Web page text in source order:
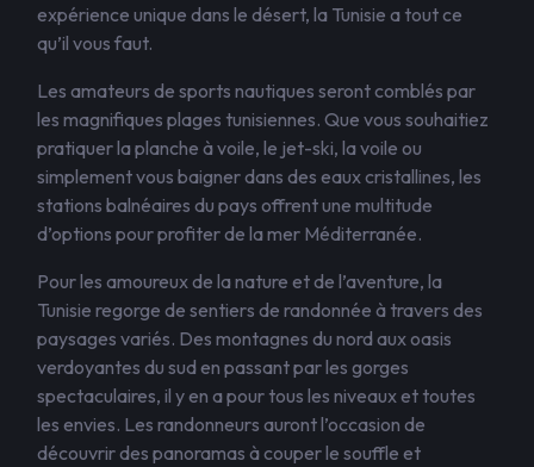
expérience unique dans le désert, la Tunisie a tout ce
qu’il vous faut.
Les amateurs de sports nautiques seront comblés par
les magnifiques plages tunisiennes. Que vous souhaitiez
pratiquer la planche à voile, le jet-ski, la voile ou
simplement vous baigner dans des eaux cristallines, les
stations balnéaires du pays offrent une multitude
d’options pour profiter de la mer Méditerranée.
Pour les amoureux de la nature et de l’aventure, la
Tunisie regorge de sentiers de randonnée à travers des
paysages variés. Des montagnes du nord aux oasis
verdoyantes du sud en passant par les gorges
spectaculaires, il y en a pour tous les niveaux et toutes
les envies. Les randonneurs auront l’occasion de
découvrir des panoramas à couper le souffle et